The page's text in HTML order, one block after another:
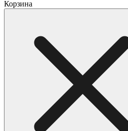
Корзина